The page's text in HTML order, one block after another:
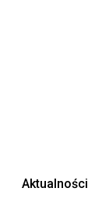
Aktualności